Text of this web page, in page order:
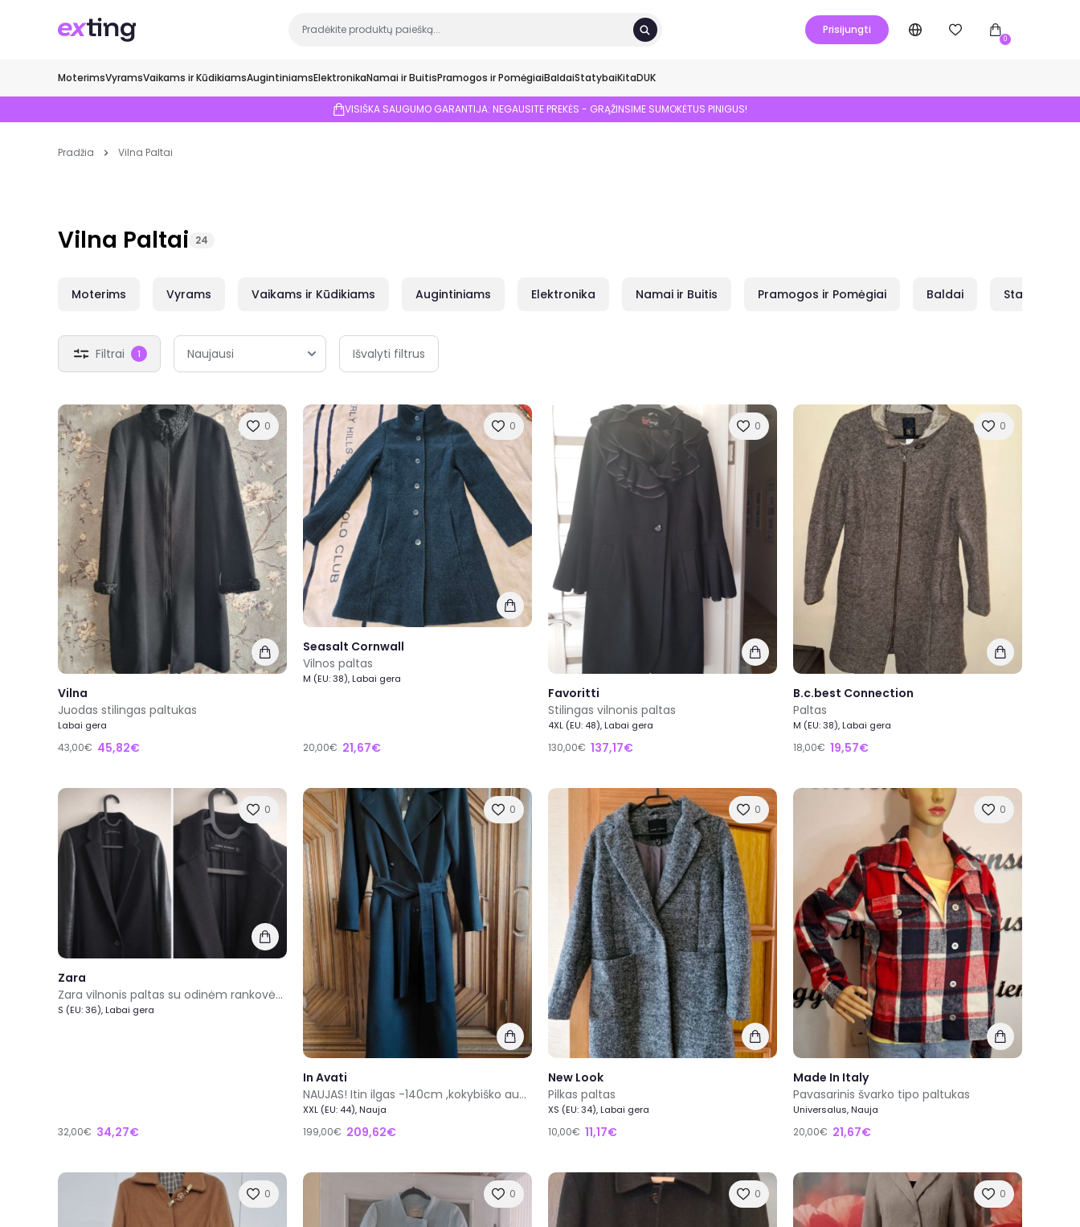
Prisijungti
0
MoterimsVyramsVaikams ir KūdikiamsAugintiniamsElektronikaNamai ir BuitisPramogos ir PomėgiaiBaldaiStatybaiKitaDUK
VISIŠKA SAUGUMO GARANTIJA: NEGAUSITE PREKĖS - GRĄŽINSIME SUMOKĖTUS PINIGUS!
Pradžia Vilna Paltai
Vilna Paltai 24
Moterims Vyrams Vaikams ir Kūdikiams Augintiniams Elektronika Namai ir Buitis Pramogos ir Pomėgiai Baldai Statybai
Filtrai 1 Išvalyti filtrus
0
Vilna
Juodas stilingas paltukas
Labai gera
43,00€ 45,82€
0
Seasalt Cornwall
Vilnos paltas
M (EU: 38), Labai gera
20,00€ 21,67€
0
Favoritti
Stilingas vilnonis paltas
4XL (EU: 48), Labai gera
130,00€ 137,17€
0
B.c.best Connection
Paltas
M (EU: 38), Labai gera
18,00€ 19,57€
0
Zara
Zara vilnonis paltas su odinėm rankovėm
S (EU: 36), Labai gera
32,00€ 34,27€
0
In Avati
NAUJAS! Itin ilgas -140cm ,kokybiško audinio juodas paltas "in Avati"
XXL (EU: 44), Nauja
199,00€ 209,62€
0
New Look
Pilkas paltas
XS (EU: 34), Labai gera
10,00€ 11,17€
0
Made In Italy
Pavasarinis švarko tipo paltukas
Universalus, Nauja
20,00€ 21,67€
0 0 0 0